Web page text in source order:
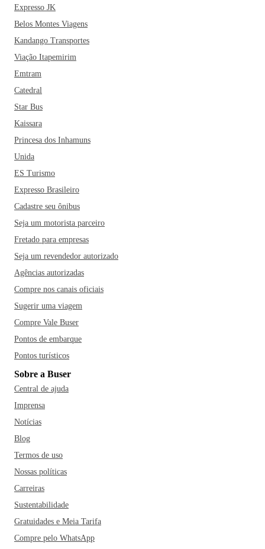
Expresso JK
Belos Montes Viagens
Kandango Transportes
Viação Itapemirim
Emtram
Catedral
Star Bus
Kaissara
Princesa dos Inhamuns
Unida
ES Turismo
Expresso Brasileiro
Cadastre seu ônibus
Seja um motorista parceiro
Fretado para empresas
Seja um revendedor autorizado
Agências autorizadas
Compre nos canais oficiais
Sugerir uma viagem
Compre Vale Buser
Pontos de embarque
Pontos turísticos
Sobre a Buser
Central de ajuda
Imprensa
Notícias
Blog
Termos de uso
Nossas políticas
Carreiras
Sustentabilidade
Gratuidades e Meia Tarifa
Compre pelo WhatsApp